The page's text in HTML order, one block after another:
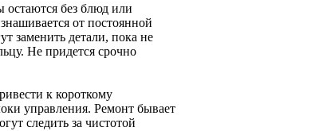
остаются без блюд или
от постоянной
заменить детали, пока не
Не придется срочно
к короткому
управления. Ремонт бывает
следить за чистотой